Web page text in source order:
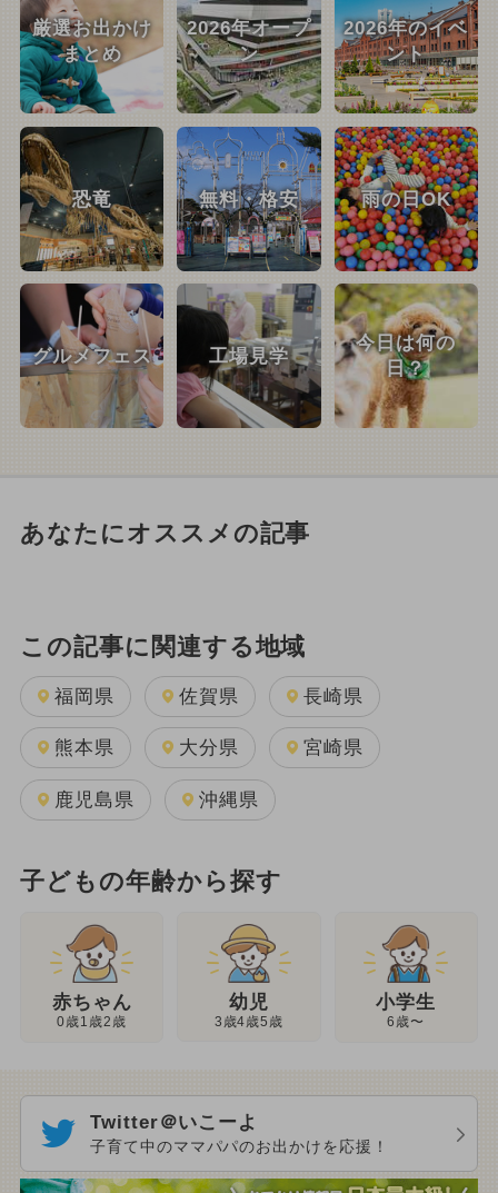
厳選お出かけ
まとめ
2026年オープ
ン
2026年のイベ
ント
恐竜 無料・格安 雨の日OK
グルメフェス 工場見学
今日は何の
日？
あなたにオススメの記事
この記事に関連する地域
福岡県 佐賀県 長崎県
熊本県 大分県 宮崎県
鹿児島県 沖縄県
子どもの年齢から探す
赤ちゃん
0歳1歳2歳
幼児
3歳4歳5歳
小学生
6歳〜
Twitter＠いこーよ
子育て中のママパパのお出かけを応援！